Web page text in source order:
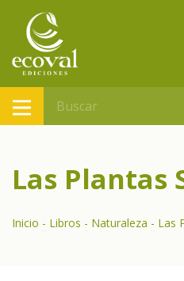
Las Plantas
Inicio - Libros - Naturaleza - Las